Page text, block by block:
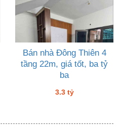
Bán nhà Đông Thiên 4
tầng 22m, giá tốt, ba tỷ
ba
3.3 tỷ